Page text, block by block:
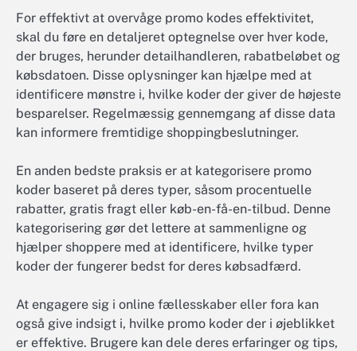
For effektivt at overvåge promo kodes effektivitet,
skal du føre en detaljeret optegnelse over hver kode,
der bruges, herunder detailhandleren, rabatbeløbet og
købsdatoen. Disse oplysninger kan hjælpe med at
identificere mønstre i, hvilke koder der giver de højeste
besparelser. Regelmæssig gennemgang af disse data
kan informere fremtidige shoppingbeslutninger.
En anden bedste praksis er at kategorisere promo
koder baseret på deres typer, såsom procentuelle
rabatter, gratis fragt eller køb-en-få-en-tilbud. Denne
kategorisering gør det lettere at sammenligne og
hjælper shoppere med at identificere, hvilke typer
koder der fungerer bedst for deres købsadfærd.
At engagere sig i online fællesskaber eller fora kan
også give indsigt i, hvilke promo koder der i øjeblikket
er effektive. Brugere kan dele deres erfaringer og tips,